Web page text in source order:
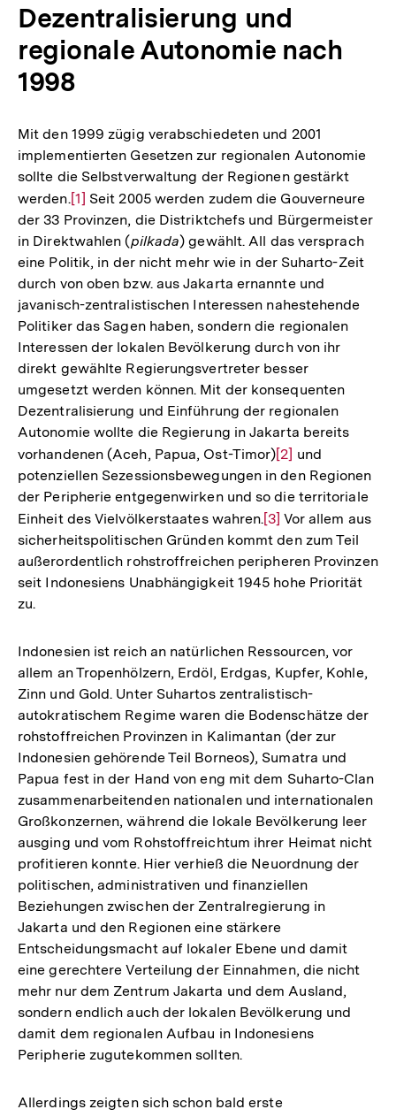
Dezentralisierung und
regionale Autonomie nach
1998
Mit den 1999 zügig verabschiedeten und 2001
implementierten Gesetzen zur regionalen Autonomie
sollte die Selbstverwaltung der Regionen gestärkt
werden.Zur
Auflösung
der
Fußnote
[1] Seit 2005 werden zudem die Gouverneure
der 33 Provinzen, die Distriktchefs und Bürgermeister
in Direktwahlen (pilkada) gewählt. All das versprach
eine Politik, in der nicht mehr wie in der Suharto-Zeit
durch von oben bzw. aus Jakarta ernannte und
javanisch-zentralistischen Interessen nahestehende
Politiker das Sagen haben, sondern die regionalen
Interessen der lokalen Bevölkerung durch von ihr
direkt gewählte Regierungsvertreter besser
umgesetzt werden können. Mit der konsequenten
Dezentralisierung und Einführung der regionalen
Autonomie wollte die Regierung in Jakarta bereits
vorhandenen (Aceh, Papua, Ost-Timor)Zur
Auflösung
der
Fußnote
[2] und
potenziellen Sezessionsbewegungen in den Regionen
der Peripherie entgegenwirken und so die territoriale
Einheit des Vielvölkerstaates wahren.Zur
Auflösung
der
Fußnote
[3] Vor allem aus
sicherheitspolitischen Gründen kommt den zum Teil
außerordentlich rohstroffreichen peripheren Provinzen
seit Indonesiens Unabhängigkeit 1945 hohe Priorität
zu.
Indonesien ist reich an natürlichen Ressourcen, vor
allem an Tropenhölzern, Erdöl, Erdgas, Kupfer, Kohle,
Zinn und Gold. Unter Suhartos zentralistisch-
autokratischem Regime waren die Bodenschätze der
rohstoffreichen Provinzen in Kalimantan (der zur
Indonesien gehörende Teil Borneos), Sumatra und
Papua fest in der Hand von eng mit dem Suharto-Clan
zusammenarbeitenden nationalen und internationalen
Großkonzernen, während die lokale Bevölkerung leer
ausging und vom Rohstoffreichtum ihrer Heimat nicht
profitieren konnte. Hier verhieß die Neuordnung der
politischen, administrativen und finanziellen
Beziehungen zwischen der Zentralregierung in
Jakarta und den Regionen eine stärkere
Entscheidungsmacht auf lokaler Ebene und damit
eine gerechtere Verteilung der Einnahmen, die nicht
mehr nur dem Zentrum Jakarta und dem Ausland,
sondern endlich auch der lokalen Bevölkerung und
damit dem regionalen Aufbau in Indonesiens
Peripherie zugutekommen sollten.
Allerdings zeigten sich schon bald erste